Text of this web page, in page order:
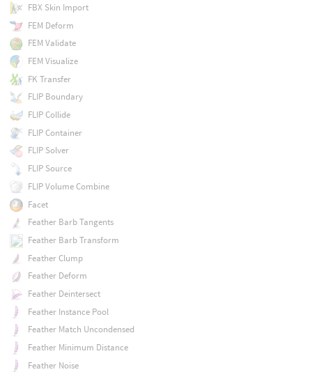
FBX Skin Import
FEM Deform
FEM Validate
FEM Visualize
FK Transfer
FLIP Boundary
FLIP Collide
FLIP Container
FLIP Solver
FLIP Source
FLIP Volume Combine
Facet
Feather Barb Tangents
Feather Barb Transform
Feather Clump
Feather Deform
Feather Deintersect
Feather Instance Pool
Feather Match Uncondensed
Feather Minimum Distance
Feather Noise